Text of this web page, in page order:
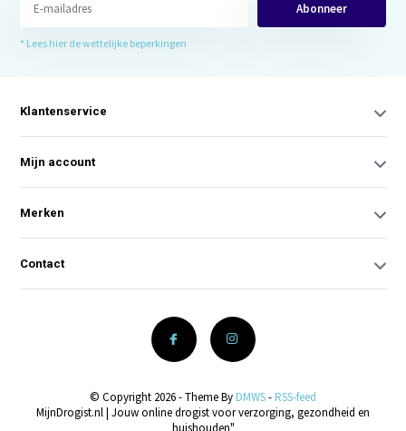
Abonneer
* Lees hier de wettelijke beperkingen
Klantenservice
Mijn account
Merken
Contact
© Copyright 2026 - Theme By DMWS- RSS-feed
MijnDrogist.nl | Jouw online drogist voor verzorging, gezondheid en
huishouden"